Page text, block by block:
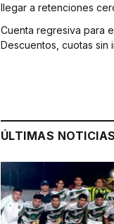
llegar a retenciones
Cuenta regresiva para
Descuentos, cuotas sin
ÚLTIMAS NOTICIAS